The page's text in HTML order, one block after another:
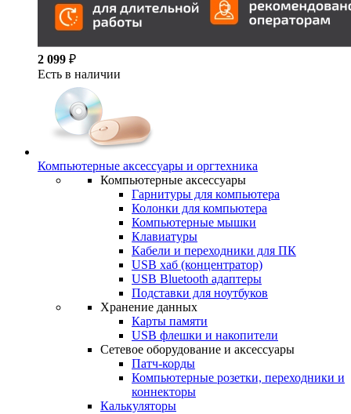
2 099 ₽
Есть в наличии
Компьютерные аксессуары и оргтехника
Компьютерные аксессуары
Гарнитуры для компьютера
Колонки для компьютера
Компьютерные мышки
Клавиатуры
Кабели и переходники для ПК
USB хаб (концентратор)
USB Bluetooth адаптеры
Подставки для ноутбуков
Хранение данных
Карты памяти
USB флешки и накопители
Сетевое оборудование и аксессуары
Патч-корды
Компьютерные розетки, переходники и
коннекторы
Калькуляторы